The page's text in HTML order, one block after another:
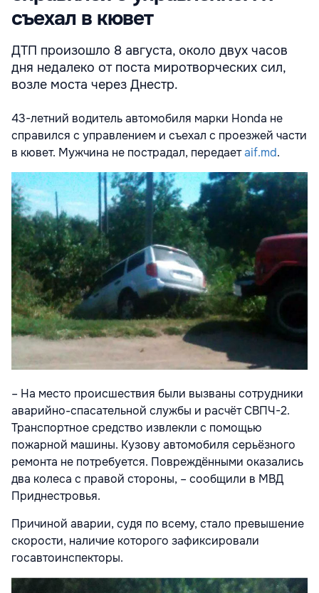
съехал в кювет
ДТП произошло 8 августа, около двух часов
дня недалеко от поста миротворческих сил,
возле моста через Днестр.
43-летний водитель автомобиля марки Honda не
справился с управлением и съехал с проезжей части
в кювет. Мужчина не пострадал, передаетaif.md.
– На место происшествия были вызваны сотрудники
аварийно-спасательной службы и расчёт СВПЧ-2.
Транспортное средство извлекли с помощью
пожарной машины. Кузову автомобиля серьёзного
ремонта не потребуется. Повреждёнными оказались
два колеса с правой стороны, – сообщили в МВД
Приднестровья.
Причиной аварии, судя по всему, стало превышение
скорости, наличие которого зафиксировали
госавтоинспекторы.